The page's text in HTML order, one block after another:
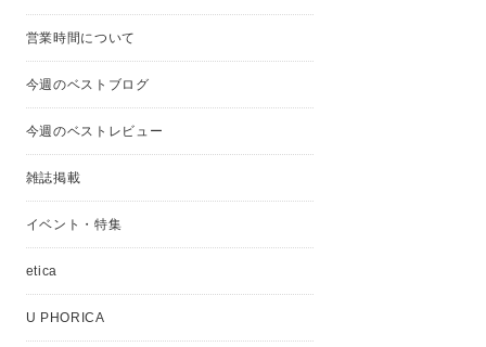
営業時間について
今週のベストブログ
今週のベストレビュー
雑誌掲載
イベント・特集
etica
U PHORICA